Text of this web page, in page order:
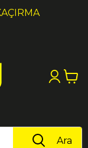
ÜCRETSİZ!
Ara